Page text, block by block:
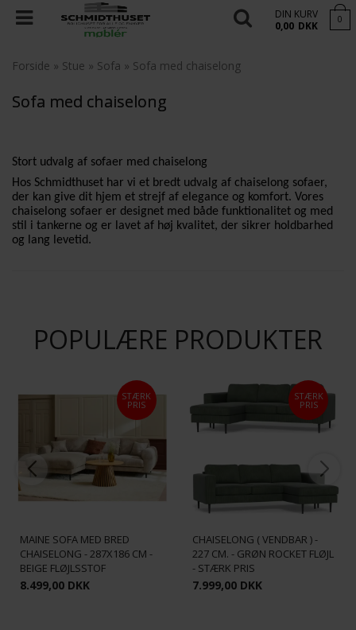
DIN KURV
0,00 DKK 0
Forside » Stue » Sofa » Sofa med chaiselong
Sofa med chaiselong
Stort udvalg af sofaer med chaiselong
Hos Schmidthuset har vi et bredt udvalg af chaiselong sofaer,
der kan give dit hjem et strejf af elegance og komfort. Vores
chaiselong sofaer er designet med både funktionalitet og med
stil i tankerne og er lavet af høj kvalitet, der sikrer holdbarhed
og lang levetid.
POPULÆRE PRODUKTER
STÆRK
PRIS
MAINE SOFA MED BRED
CHAISELONG - 287X186 CM -
BEIGE FLØJLSSTOF
8.499,00 DKK
STÆRK
PRIS
CHAISELONG ( VENDBAR ) -
227 CM. - GRØN ROCKET FLØJL
- STÆRK PRIS
7.999,00 DKK